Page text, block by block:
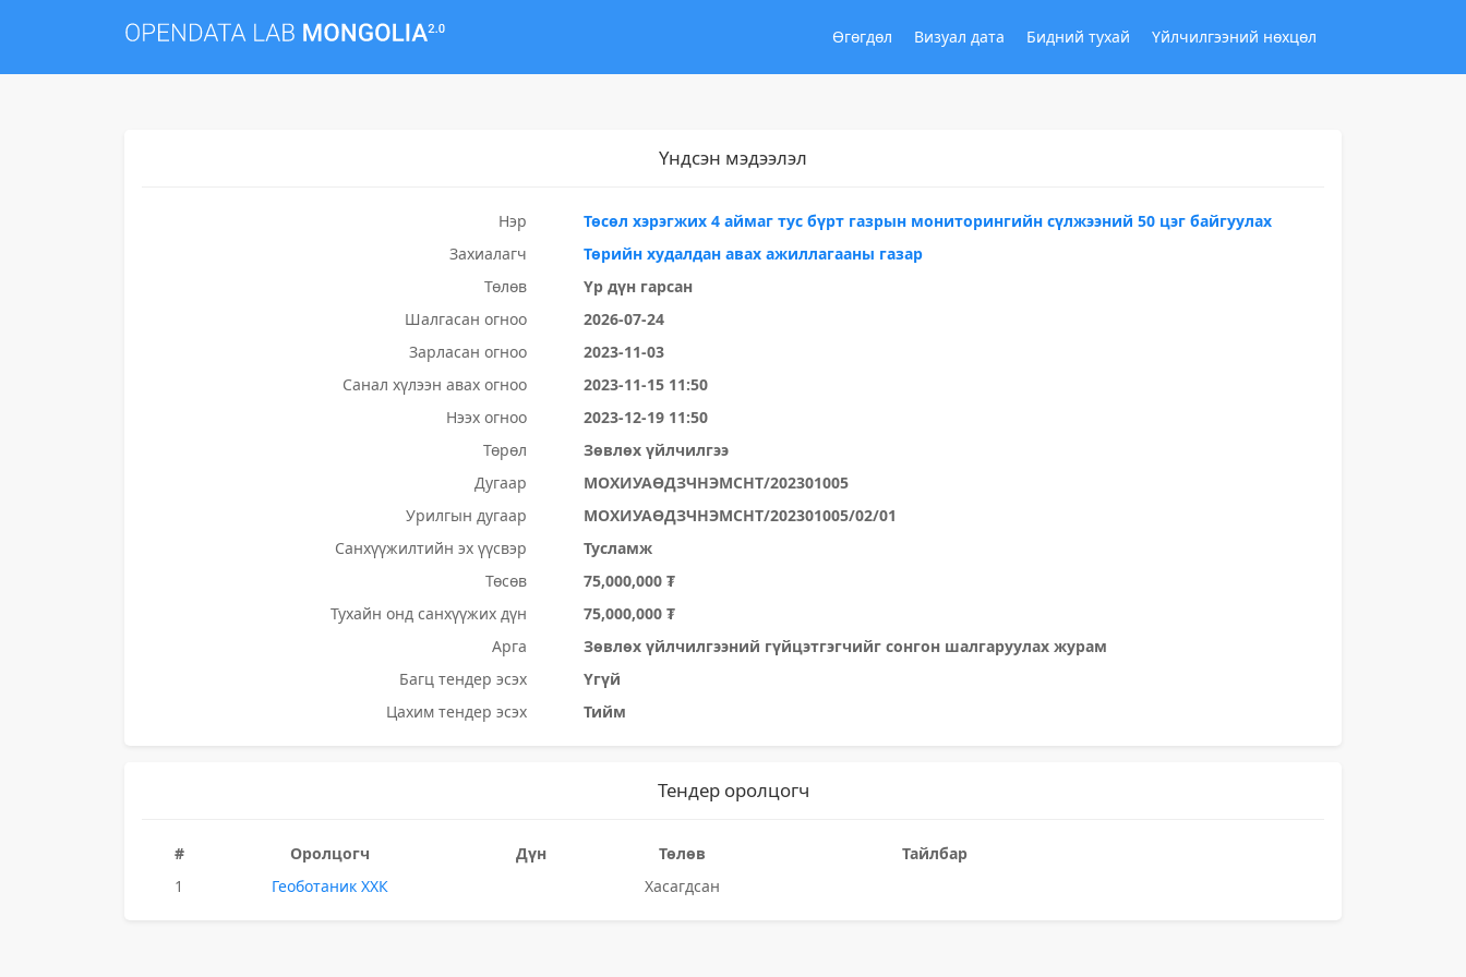
Өгөгдөл Визуал дата Бидний тухай Үйлчилгээний нөхцөл
Үндсэн мэдээлэл
Нэр
Төсөл хэрэгжих 4 аймаг тус бүрт газрын мониторингийн сүлжээний 50 цэг байгуулах
Захиалагч
Төрийн худалдан авах ажиллагааны газар
Төлөв
Үр дүн гарсан
Шалгасан огноо
2026-07-24
Зарласан огноо
2023-11-03
Санал хүлээн авах огноо
2023-11-15 11:50
Нээх огноо
2023-12-19 11:50
Төрөл
Зөвлөх үйлчилгээ
Дугаар
МОХИУАӨДЗЧНЭМСНТ/202301005
Урилгын дугаар
МОХИУАӨДЗЧНЭМСНТ/202301005/02/01
Санхүүжилтийн эх үүсвэр
Тусламж
Төсөв
75,000,000 ₮
Тухайн онд санхүүжих дүн
75,000,000 ₮
Арга
Зөвлөх үйлчилгээний гүйцэтгэгчийг сонгон шалгаруулах журам
Багц тендер эсэх
Үгүй
Цахим тендер эсэх
Тийм
Тендер оролцогч
# Оролцогч Дүн Төлөв
Тайлбар
1
Геоботаник ХХК Хасагдсан